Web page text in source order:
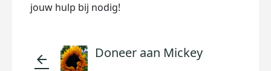
jouw hulp bij nodig!
arrow_back Doneer aan Mickey